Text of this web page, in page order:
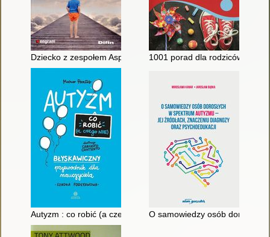
Dziecko z zespołem Aspergera 1001 porad dla rodziców i
Autyzm : co robić (a czego nie) O samowiedzy osób